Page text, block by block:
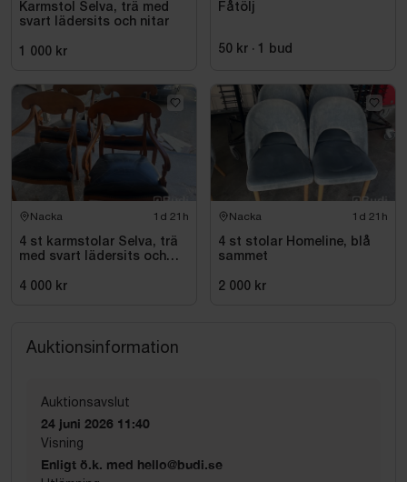
Karmstol Selva, trä med
svart lädersits och nitar
1 000 kr
Fåtölj
50 kr · 1 bud
Nacka 1d 21h
4 st karmstolar Selva, trä
med svart lädersits och
4 000 kr
Nacka 1d 21h
4 st stolar Homeline, blå
sammet
2 000 kr
Auktionsinformation
Auktionsavslut
24 juni 2026 11:40
Visning
Enligt ö.k. med hello@budi.se